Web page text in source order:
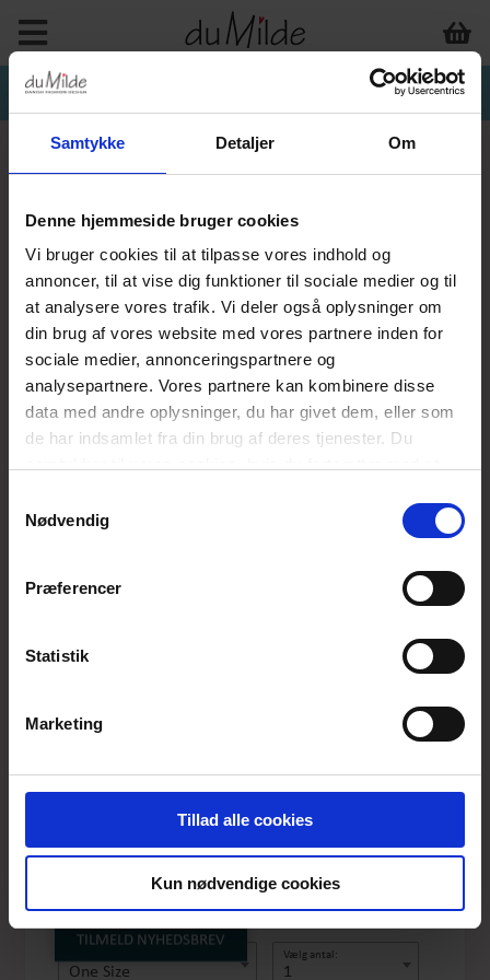
Samtykke Detaljer Om
Denne hjemmeside bruger cookies
Vi bruger cookies til at tilpasse vores indhold og
annoncer, til at vise dig funktioner til sociale medier og til
at analysere vores trafik. Vi deler også oplysninger om
din brug af vores website med vores partnere inden for
sociale medier, annonceringspartnere og
analysepartnere. Vores partnere kan kombinere disse
data med andre oplysninger, du har givet dem, eller som
de har indsamlet fra din brug af deres tjenester. Du
Nødvendig
Præferencer
Statistik
Marketing
Tillad alle cookies
Kun nødvendige cookies
KAZURI ØRERINGE,
LILAC
Produktnummer: TIL-03-024
DKK 150,-
One Size
Vælg antal:
1
TILMELD NYHEDSBREV